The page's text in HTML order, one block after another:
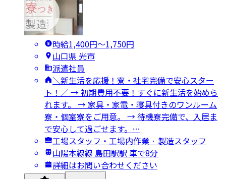
時給1,400円〜1,750円
山口県 光市
派遣社員
＼新生活を応援！寮・社宅完備で安心スター
ト！／ → 初期費用不要！すぐに新生活を始めら
れます。 → 家具・家電・寝具付きのワンルーム
寮・個室寮をご用意。 → 待機寮完備で、入居ま
で安心して過ごせます。…
工場スタッフ・工場内作業 · 製造スタッフ
山陽本線線 島田駅駅 車で8分
詳細はお問い合わせください